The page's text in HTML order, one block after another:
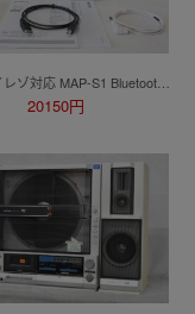
SONY ハイレゾ対応 MAP-S1 Bluetooth/ネットワーク機能装備 マルチメディアプレーヤー 動作確認済み
20150円